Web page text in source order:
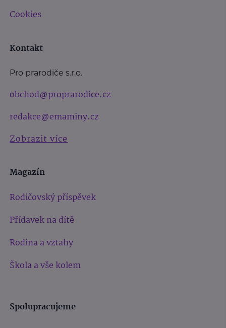
Cookies
Kontakt
Pro prarodiče s.r.o.
obchod@proprarodice.cz
redakce@emaminy.cz
Zobrazit více
Magazín
Rodičovský příspěvek
Přídavek na dítě
Rodina a vztahy
Škola a vše kolem
Spolupracujeme